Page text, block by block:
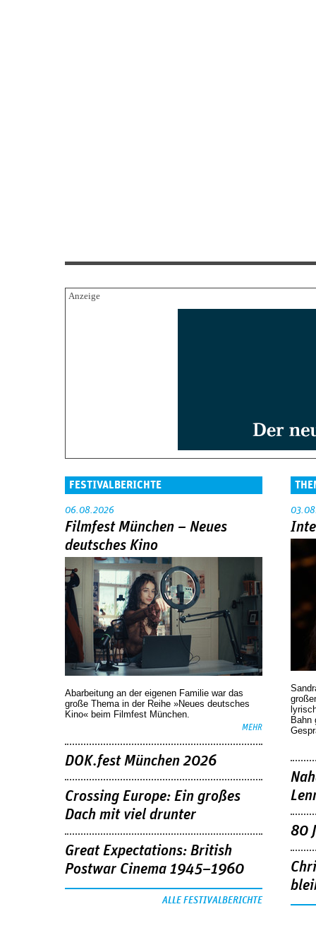
FESTIVALBERICHTE
06.08.2026
Filmfest München – Neues
deutsches Kino
Abarbeitung an der eigenen Familie war das
große Thema in der Reihe »Neues deutsches
Kino« beim Filmfest München.
MEHR
DOK.fest München 2026
Crossing Europe: Ein großes
Dach mit viel drunter
Great Expectations: British
Postwar Cinema 1945–1960
ALLE FESTIVALBERICHTE
Bahn
80